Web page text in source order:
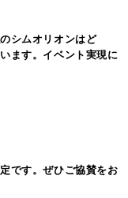
シムオリオンはど
ます。イベント実現に
です。ぜひご協賛をお